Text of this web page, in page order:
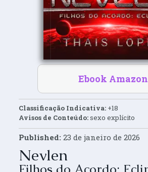
Ebook Amazon
Classificação Indicativa:+18
Avisos de Conteúdo:sexo explícito
Published: 23 de janeiro de 2026
Nevlen